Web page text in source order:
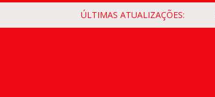
ÚLTIMAS ATUALIZAÇÕES: